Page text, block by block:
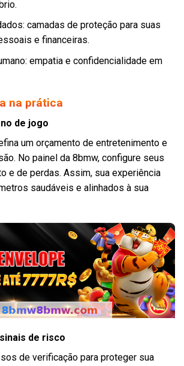
camadas de proteção para suas
e financeiras.
empatia e confidencialidade em
na prática
de jogo
um orçamento de entretenimento e
No painel da 8bmw, configure seus
e de perdas. Assim, sua experiência
saudáveis e alinhados à sua
de risco
de verificação para proteger sua